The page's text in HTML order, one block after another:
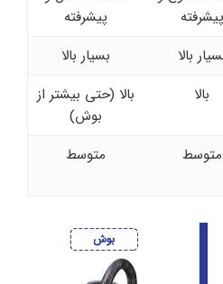
پیشرفته
پیشرفته
بالا
بسیار بالا
بالا
بالا (حتی بیشتر از
بوش)
متوسط متوسط